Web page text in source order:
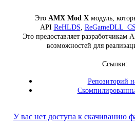
Это AMX Mod X модуль,
API ReHLDS ReGameDLL_CS
Это предоставляет разработчикам
возможностей для
Ссылки:
Репозиторий
У вас нет доступа к скачиванию